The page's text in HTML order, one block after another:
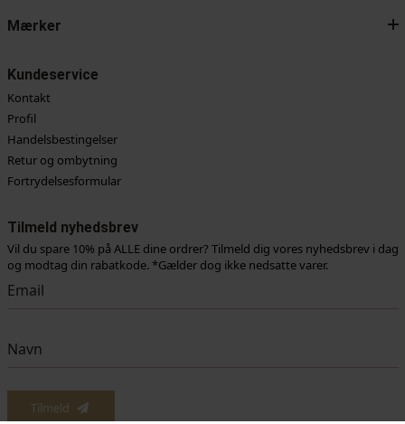
Mærker
Kundeservice
Kontakt
Profil
Handelsbestingelser
Retur og ombytning
Fortrydelsesformular
Tilmeld nyhedsbrev
Vil du spare 10% på ALLE dine ordrer? Tilmeld dig vores nyhedsbrev i dag
og modtag din rabatkode. *Gælder dog ikke nedsatte varer.
Tilmeld